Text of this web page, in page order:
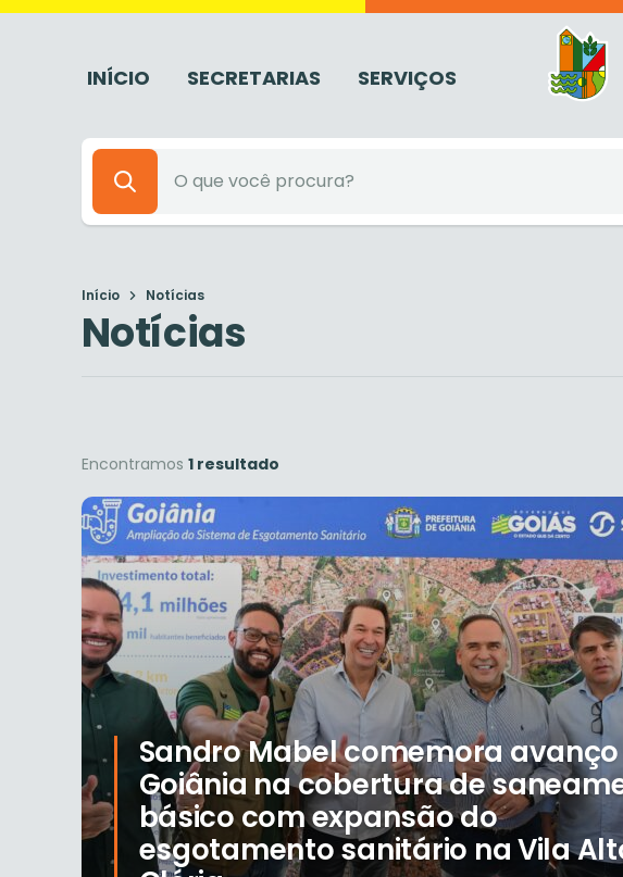
INÍCIO SECRETARIAS SERVIÇOS
Início Notícias
Notícias
Encontramos 1 resultado
Sandro Mabel comemora
Goiânia na cobertura de
básico com expansão do
esgotamento sanitário na Vila